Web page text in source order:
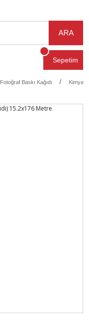
ARA
Sepetim
Fotoğraf Baskı Kağıdı